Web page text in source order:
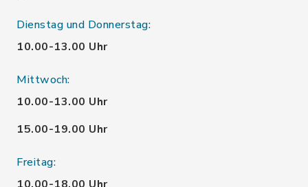
Dienstag und Donnerstag:
10.00-13.00 Uhr
Mittwoch:
10.00-13.00 Uhr
15.00-19.00 Uhr
Freitag:
10.00-18.00 Uhr